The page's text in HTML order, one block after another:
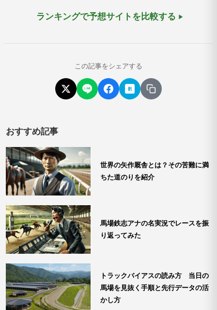
ランキングで予想サイトを比較する
この記事をシェアする
おすすめ記事
世界の矢作厩舎とは？その苦難に満
ちた道のりを紹介
馬場鉄志アナの名実況でレースを振
り返ってみた
トラックバイアスの読み方 当日の
馬場を見抜く手順と先行データの活
かし方